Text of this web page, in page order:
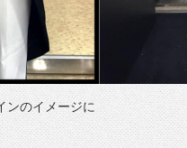
ンのイメージに